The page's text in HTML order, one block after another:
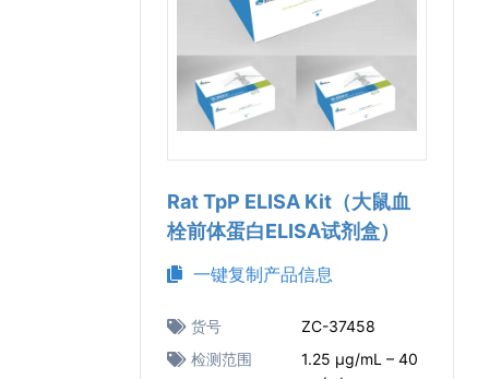
Rat TpP ELISA Kit（大鼠血
栓前体蛋白ELISA试剂盒）
一键复制产品信息
货号
ZC-37458
检测范围
1.25 μg/mL – 40